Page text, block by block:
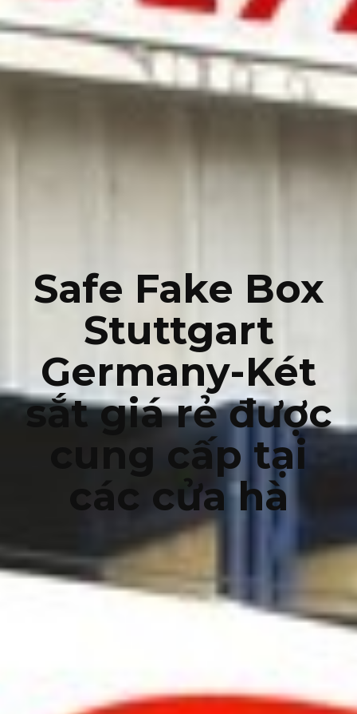
Safe Fake Box
Stuttgart
Germany-Két
sắt giá rẻ được
cung cấp tại
các cửa hà